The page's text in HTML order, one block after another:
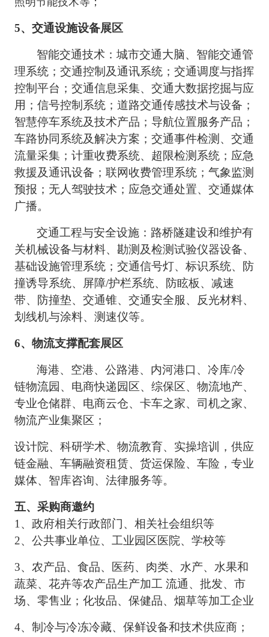
5、 交通设施设备展区
智能交通技术：城市交通大脑、智能交通管
理系统；交通控制及通讯系统；交通调度与指挥
控制平台；交通信息采集、交通大数据挖掘与应
用；信号控制系统；道路交通传感技术与设备；
智慧停车系统及技术产品；导航位置服务产品；
车路协同系统及解决方案；交通事件检测、交通
流量采集；计重收费系统、超限检测系统；应急
救援及通讯设备；联网收费管理系统；气象监测
预报；无人驾驶技术；应急交通处置、交通媒体
广播。
交通工程与安全设施：路桥隧建设和维护有
关机械设备与材料、勘测及检测试验仪器设备、
基础设施管理系统；交通信号灯、标识系统、防
撞诱导系统、屏障/护栏系统、防眩板、减速
带、防撞垫、交通锥、交通安全服、反光材料、
划线机与涂料、测速仪等。
6、 物流支撑配套展区
海港、空港、公路港、内河港口、冷库/冷
链物流园、电商快递园区、综保区、物流地产、
专业仓储群、电商云仓、卡车之家、司机之家、
物流产业集聚区；
设计院、科研学术、物流教育、实操培训，供应
链金融、车辆融资租赁、货运保险、车险，专业
媒体、智库咨询、法律服务等。
五、采购商邀约
1、 政府相关行政部门、相关社会组织等
2、 公共事业单位、工业园区医院、学校等
3、 农产品、食品、医药、肉类、水产、水果和
蔬菜、花卉等农产品生产加工 流通、批发、市
场、零售业；化妆品、保健品、烟草等加工企业
4、 制冷与冷冻冷藏、保鲜设备和技术供应商；